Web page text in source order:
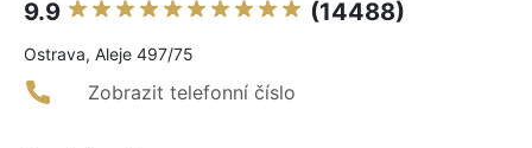
9.9 (14488)
Ostrava, Aleje 497/75
Zobrazit telefonní číslo